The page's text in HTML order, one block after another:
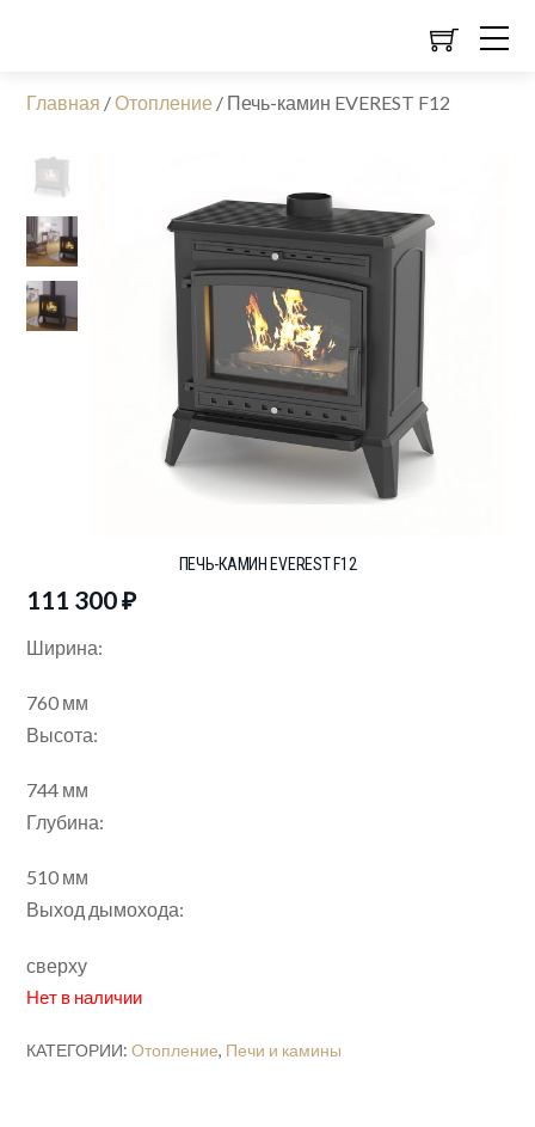
Главная /Отопление / Печь-камин EVEREST F12
ПЕЧЬ-КАМИН EVEREST F12
111 300₽
Ширина:
760 мм
Высота:
744 мм
Глубина:
510 мм
Выход дымохода:
сверху
Нет в наличии
КАТЕГОРИИ:Отопление, Печи и камины